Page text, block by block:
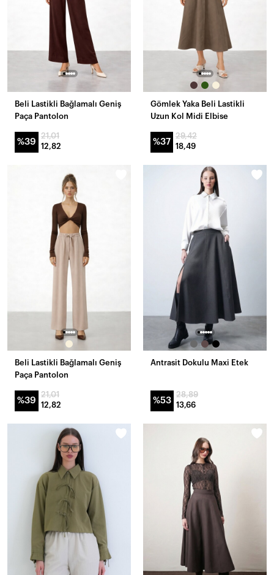
Beli Lastikli Bağlamalı Geniş
Paça Pantolon
%39
21,01
12,82
Gömlek Yaka Beli Lastikli
Uzun Kol Midi Elbise
%37
29,42
18,49
Beli Lastikli Bağlamalı Geniş
Paça Pantolon
%39
21,01
12,82
Antrasit Dokulu Maxi Etek
%53
28,89
13,66